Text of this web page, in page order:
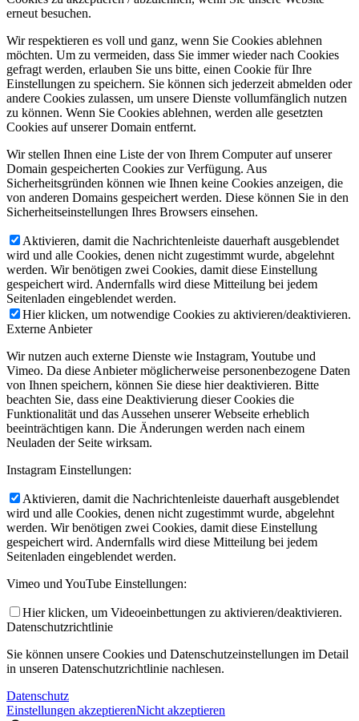
erneut besuchen.
Wir respektieren es voll und ganz, wenn Sie Cookies ablehnen
möchten. Um zu vermeiden, dass Sie immer wieder nach Cookies
gefragt werden, erlauben Sie uns bitte, einen Cookie für Ihre
Einstellungen zu speichern. Sie können sich jederzeit abmelden oder
andere Cookies zulassen, um unsere Dienste vollumfänglich nutzen
zu können. Wenn Sie Cookies ablehnen, werden alle gesetzten
Cookies auf unserer Domain entfernt.
Wir stellen Ihnen eine Liste der von Ihrem Computer auf unserer
Domain gespeicherten Cookies zur Verfügung. Aus
Sicherheitsgründen können wie Ihnen keine Cookies anzeigen, die
von anderen Domains gespeichert werden. Diese können Sie in den
Sicherheitseinstellungen Ihres Browsers einsehen.
Aktivieren, damit die Nachrichtenleiste dauerhaft ausgeblendet
wird und alle Cookies, denen nicht zugestimmt wurde, abgelehnt
werden. Wir benötigen zwei Cookies, damit diese Einstellung
gespeichert wird. Andernfalls wird diese Mitteilung bei jedem
Seitenladen eingeblendet werden.
Hier klicken, um notwendige Cookies zu aktivieren/deaktivieren.
Externe Anbieter
Wir nutzen auch externe Dienste wie Instagram, Youtube und
Vimeo. Da diese Anbieter möglicherweise personenbezogene Daten
von Ihnen speichern, können Sie diese hier deaktivieren. Bitte
beachten Sie, dass eine Deaktivierung dieser Cookies die
Funktionalität und das Aussehen unserer Webseite erheblich
beeinträchtigen kann. Die Änderungen werden nach einem
Neuladen der Seite wirksam.
Instagram Einstellungen:
Aktivieren, damit die Nachrichtenleiste dauerhaft ausgeblendet
wird und alle Cookies, denen nicht zugestimmt wurde, abgelehnt
werden. Wir benötigen zwei Cookies, damit diese Einstellung
gespeichert wird. Andernfalls wird diese Mitteilung bei jedem
Seitenladen eingeblendet werden.
Vimeo und YouTube Einstellungen:
Hier klicken, um Videoeinbettungen zu aktivieren/deaktivieren.
Datenschutzrichtlinie
Sie können unsere Cookies und Datenschutzeinstellungen im Detail
in unseren Datenschutzrichtlinie nachlesen.
Datenschutz
Einstellungen akzeptierenNicht akzeptieren